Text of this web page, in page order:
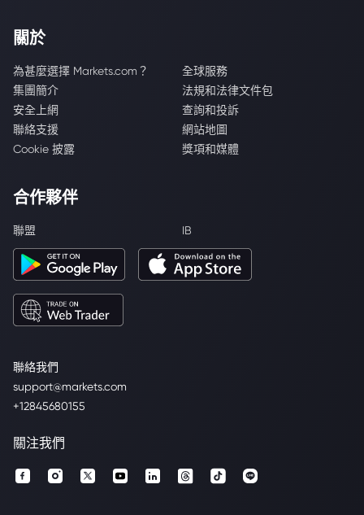
聯絡我們
support@markets.com
+12845680155
關於
為甚麼選擇 Markets.com？
全球服務
集團簡介
法規和法律文件包
安全上網
查詢和投訴
聯絡支援
網站地圖
Cookie 披露
獎項和媒體
合作夥伴
聯盟 IB
關注我們